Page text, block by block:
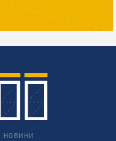
НОВИНИ